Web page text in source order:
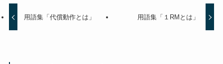
用語集「代償動作とは」 用語集「１RMとは」